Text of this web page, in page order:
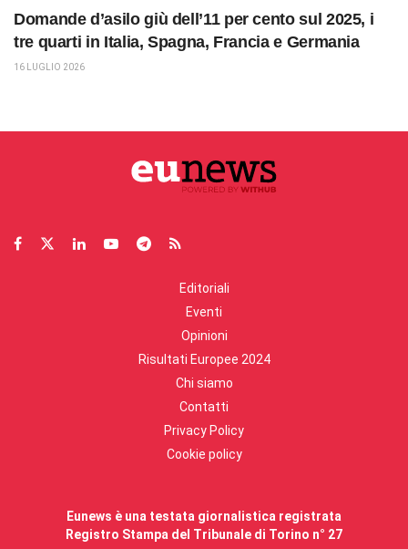
Domande d’asilo giù dell’11 per cento sul 2025, i
tre quarti in Italia, Spagna, Francia e Germania
16 LUGLIO 2026
Editoriali
Eventi
Opinioni
Risultati Europee 2024
Chi siamo
Contatti
Privacy Policy
Cookie policy
Eunews è una testata giornalistica registrata
Registro Stampa del Tribunale di Torino n° 27